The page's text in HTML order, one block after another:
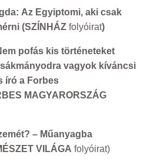
Az Egyiptomi, aki csak
(SZÍNHÁZ folyóirat)
pofás kis történeteket
vagyok kíváncsi
író a Forbes
MAGYARORSZÁG
– Műanyagba
VILÁGA folyóirat)